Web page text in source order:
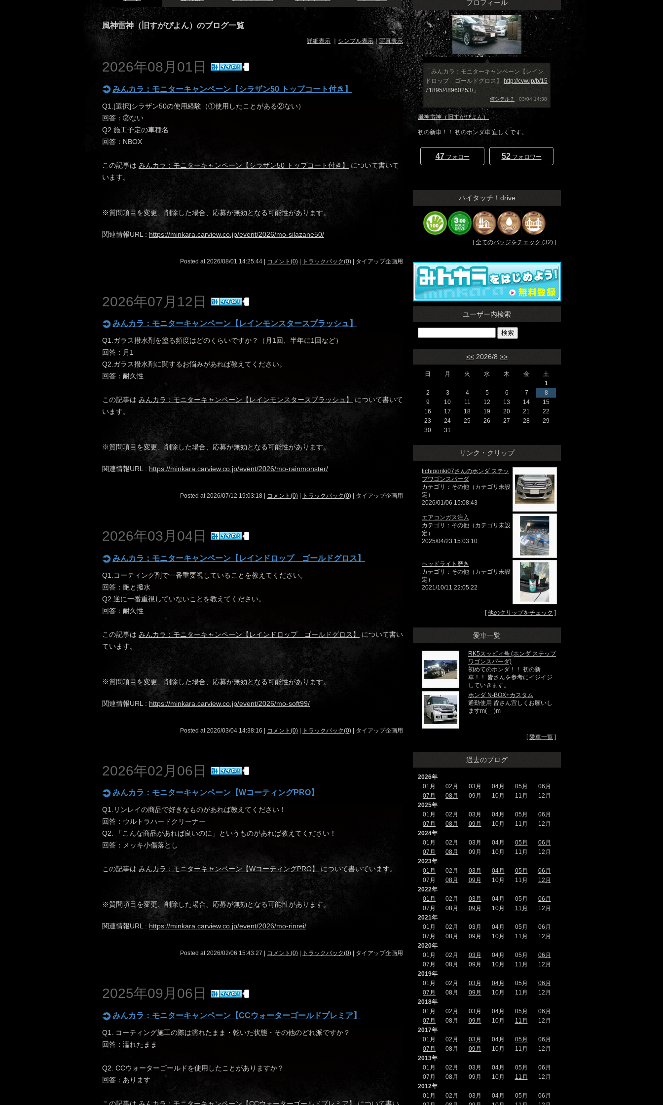
風神雷神（旧すがぴよん）のブログ一覧
詳細表示 シンプル表示｜写真表示
2026年08月01日
みんカラ：モニターキャンペーン【シラザン50 トップコート付き】
Q1.[選択]シラザン50の使用経験（①使用したことがある②ない）
回答：②ない
Q2.施工予定の車種名
回答：NBOX
この記事は みんカラ：モニターキャンペーン【シラザン50 トップコート付き】
について書いて
います。
※質問項目を変更、削除した場合、応募が無効となる可能性があります。
関連情報URL : https://minkara.carview.co.jp/event/2026/mo-silazane50/
Posted at 2026/08/01 14:25:44 | コメント(0) | トラックバック(0) | タイアップ企画用
2026年07月12日
みんカラ：モニターキャンペーン【レインモンスタースプラッシュ】
Q1.ガラス撥水剤を塗る頻度はどのくらいですか？（月1回、半年に1回など）
回答：月1
Q2.ガラス撥水剤に関するお悩みがあれば教えてください。
回答：耐久性
この記事は みんカラ：モニターキャンペーン【レインモンスタースプラッシュ】
について書いて
います。
※質問項目を変更、削除した場合、応募が無効となる可能性があります。
関連情報URL : https://minkara.carview.co.jp/event/2026/mo-rainmonster/
Posted at 2026/07/12 19:03:18 | コメント(0) トラックバック(0) | タイアップ企画用
2026年03月04日
みんカラ：モニターキャンペーン【レインドロップ ゴールドグロス】
Q1.コーティング剤で一番重要視していることを教えてください。
回答：艶と撥水
Q2.逆に一番重視していないことを教えてください。
回答：耐久性
この記事は みんカラ：モニターキャンペーン【レインドロップ ゴールドグロス】
について書い
ています。
※質問項目を変更、削除した場合、応募が無効となる可能性があります。
関連情報URL : https://minkara.carview.co.jp/event/2026/mo-soft99/
Posted at 2026/03/04 14:38:16 | コメント(0) | トラックバック(0) | タイアップ企画用
2026年02月06日
みんカラ：モニターキャンペーン【WコーティングPRO】
Q1.リンレイの商品で好きなものがあれば教えてください！
回答：ウルトラハードクリーナー
Q2. 「こんな商品があれば良いのに」というものがあれば教えてください！
回答：メッキ小傷落とし
この記事は みんカラ：モニターキャンペーン【WコーティングPRO】 について書いています。
※質問項目を変更、削除した場合、応募が無効となる可能性があります。
関連情報URL : https://minkara.carview.co.jp/event/2026/mo-rinrei/
Posted at 2026/02/06 15:43:27 | コメント(0) トラックバック(0) | タイアップ企画用
2025年09月06日
みんカラ：モニターキャンペーン【CCウォーターゴールドプレミア】
Q1. コーティング施工の際は濡れたまま・乾いた状態・その他のどれ派ですか？
回答：濡れたまま
Q2. CCウォーターゴールドを使用したことがありますか？
回答：あります
プロフィール
「みんカラ：モニターキャンペーン【レイン
ドロップ ゴールドグロス】 http://cvw.jp/b/15
71895/48960253/」
何シテル？ 03/04 14:38
風神雷神（旧すがぴよん）
初の新車！！ 初のホンダ車 宜しくです。
47 フォロー 52フォロワー
ハイタッチ！drive
[全てのバッジをチェック (32) ]
ユーザー内検索
<< 2026/8 >>
日 月 火 水 木 金
土
1
2
3 4 5 6 7
8
9
10 11 12 13 14
15
16
17 18 19 20 21
22
23
24 25 26 27 28
29
30
31
リンク・クリップ
Iichigoriki07さんのホンダ ステッ
プワゴンスパーダ
カテゴリ：その他（カテゴリ未設
定）
2026/01/06 15:08:43
エアコンガス注入
カテゴリ：その他（カテゴリ未設
定）
2025/04/23 15:03:10
ヘッドライト磨き
カテゴリ：その他（カテゴリ未設
定）
2021/10/11 22:05:22
[他のクリップをチェック ]
愛車一覧
RK5スッピィ号 (ホンダ ステップ
ワゴンスパーダ)
初めてのホンダ！！ 初の新
車！！ 皆さんを参考にイジイジ
していきます。
ホンダ N-BOX+カスタム
通勤使用 皆さん宜しくお願いし
ますm(__)m
[愛車一覧 ]
過去のブログ
2026年
01月
02月 03月 04月 05月
06月
07月
08月 09月 10月 11月
12月
2025年
01月
02月 03月 04月 05月
06月
07月
08月 09月 10月 11月
12月
2024年
01月
02月 03月 04月 05月
06月
07月
08月 09月 10月 11月
12月
2023年
01月
02月 03月 04月 05月
06月
07月
08月 09月 10月 11月
12月
2022年
01月
02月 03月 04月 05月
06月
07月
08月 09月 10月 11月
12月
2021年
01月
02月 03月 04月 05月
06月
07月
08月 09月 10月 11月
12月
2020年
01月
02月 03月 04月 05月
06月
07月
08月 09月 10月 11月
12月
2019年
01月
02月 03月 04月 05月
06月
07月
08月 09月 10月 11月
12月
2018年
01月
02月 03月 04月 05月
06月
07月
08月 09月 10月 11月
12月
2017年
01月
02月 03月 04月 05月
06月
07月
08月 09月 10月 11月
12月
2013年
01月
02月 03月 04月 05月
06月
07月
08月 09月 10月 11月
12月
2012年
01月
02月 03月 04月 05月
06月